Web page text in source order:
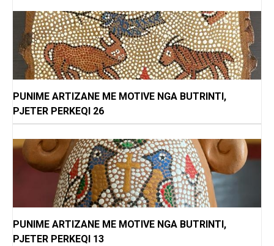
PUNIME ARTIZANE ME MOTIVE NGA BUTRINTI,
PJETER PERKEQI 26
PUNIME ARTIZANE ME MOTIVE NGA BUTRINTI,
PJETER PERKEQI 13